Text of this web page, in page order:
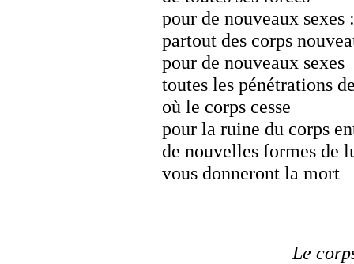
pour de nouveaux sexes :
partout des corps
pour de nouveaux sexes
toutes les pénétrations
où le corps cesse
pour la ruine du corps
de nouvelles formes de
vous donneront la mort
Le